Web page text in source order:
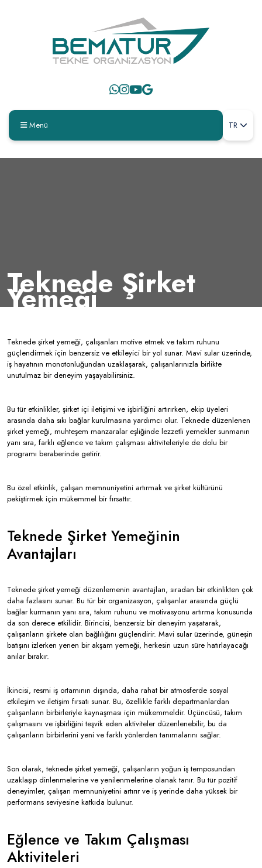
Menü TR
Teknede Şirket
Yemeği
Teknede şirket yemeği, çalışanları motive etmek ve takım ruhunu
güçlendirmek için benzersiz ve etkileyici bir yol sunar. Mavi sular üzerinde,
iş hayatının monotonluğundan uzaklaşarak, çalışanlarınızla birlikte
unutulmaz bir deneyim yaşayabilirsiniz.
Bu tür etkinlikler, şirket içi iletişimi ve işbirliğini artırırken, ekip üyeleri
arasında daha sıkı bağlar kurulmasına yardımcı olur. Teknede düzenlenen
şirket yemeği, muhteşem manzaralar eşliğinde lezzetli yemekler sunmanın
yanı sıra, farklı eğlence ve takım çalışması aktiviteleriyle de dolu bir
programı beraberinde getirir.
Bu özel etkinlik, çalışan memnuniyetini artırmak ve şirket kültürünü
pekiştirmek için mükemmel bir fırsattır.
Teknede Şirket Yemeğinin
Avantajları
Teknede şirket yemeği düzenlemenin avantajları, sıradan bir etkinlikten çok
daha fazlasını sunar. Bu tür bir organizasyon, çalışanlar arasında güçlü
bağlar kurmanın yanı sıra, takım ruhunu ve motivasyonu artırma konusunda
da son derece etkilidir. Birincisi, benzersiz bir deneyim yaşatarak,
çalışanların şirkete olan bağlılığını güçlendirir. Mavi sular üzerinde, güneşin
batışını izlerken yenen bir akşam yemeği, herkesin uzun süre hatırlayacağı
anılar bırakır.
İkincisi, resmi iş ortamının dışında, daha rahat bir atmosferde sosyal
etkileşim ve iletişim fırsatı sunar. Bu, özellikle farklı departmanlardan
çalışanların birbirleriyle kaynaşması için mükemmeldir. Üçüncüsü, takım
çalışmasını ve işbirliğini teşvik eden aktiviteler düzenlenebilir, bu da
çalışanların birbirlerini yeni ve farklı yönlerden tanımalarını sağlar.
Son olarak, teknede şirket yemeği, çalışanların yoğun iş temposundan
uzaklaşıp dinlenmelerine ve yenilenmelerine olanak tanır. Bu tür pozitif
deneyimler, çalışan memnuniyetini artırır ve iş yerinde daha yüksek bir
performans seviyesine katkıda bulunur.
Eğlence ve Takım Çalışması
Aktiviteleri